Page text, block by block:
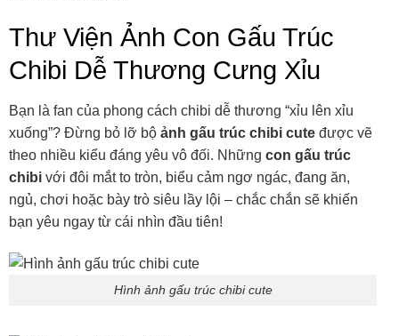
Thư Viện Ảnh Con Gấu Trúc
Chibi Dễ Thương Cưng Xỉu
Bạn là fan của phong cách chibi dễ thương “xỉu lên xỉu
xuống”? Đừng bỏ lỡ bộ ảnh gấu trúc chibi cute được vẽ
theo nhiều kiểu đáng yêu vô đối. Những con gấu trúc
chibi với đôi mắt to tròn, biểu cảm ngơ ngác, đang ăn,
ngủ, chơi hoặc bày trò siêu lầy lội – chắc chắn sẽ khiến
bạn yêu ngay từ cái nhìn đầu tiên!
Hình ảnh gấu trúc chibi cute